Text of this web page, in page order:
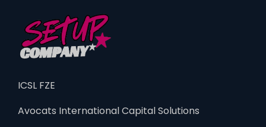
ICSL FZE
Avocats International Capital Solutions